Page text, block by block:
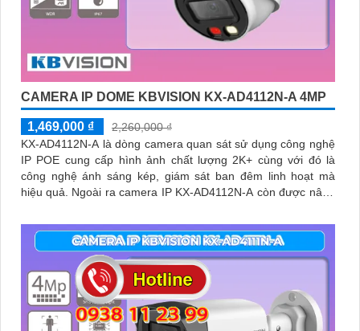
CAMERA IP DOME KBVISION KX-AD4112N-A 4MP
1,469,000 ₫
2,260,000 ₫
KX-AD4112N-A là dòng camera quan sát sử dụng công nghệ
IP POE cung cấp hình ảnh chất lượng 2K+ cùng với đó là
công nghệ ánh sáng kép, giám sát ban đêm linh hoạt mà
hiệu quả. Ngoài ra camera IP KX-AD4112N-A còn được nâng
người chính xác